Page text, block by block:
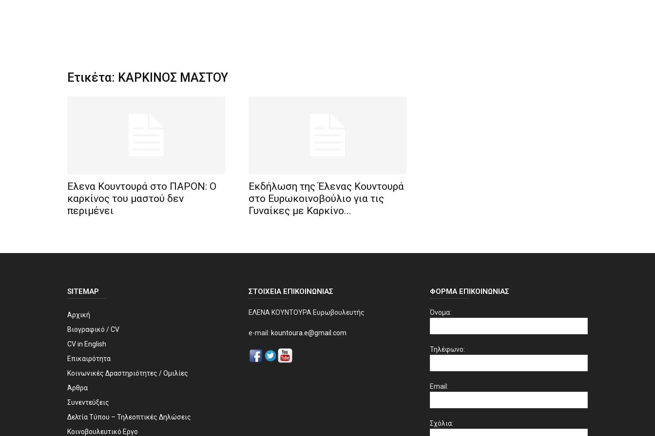
Ετικέτα: ΚΑΡΚΙΝΟΣ ΜΑΣΤΟΥ
Ελενα Κουντουρά στο ΠΑΡΟΝ: Ο
καρκίνος του μαστού δεν
περιμένει
Εκδήλωση της Έλενας Κουντουρά
στο Ευρωκοινοβούλιο για τις
Γυναίκες με Καρκίνο...
SITEMAP
Αρχική
Βιογραφικό / CV
CV in English
Επικαιρότητα
Κοινωνικές Δραστηριότητες / Ομιλίες
Άρθρα
Συνεντεύξεις
Δελτία Τύπου – Τηλεοπτικές Δηλώσεις
Κοινοβουλευτικό Εργο
ΣΤΟΙΧΕΊΑ ΕΠΙΚΟΙΝΩΝΊΑΣ
ΕΛΕΝΑ ΚΟΥΝΤΟΥΡΑ Ευρωβουλευτής
e-mail: kountoura.e@gmail.com
ΦΌΡΜΑ ΕΠΙΚΟΙΝΩΝΊΑΣ
Όνομα:
Τηλέφωνο:
Email:
Σχόλια: